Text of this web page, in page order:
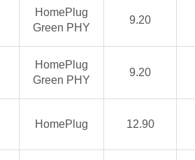
HomePlug
Green PHY
9.20
HomePlug
Green PHY
9.20
HomePlug 12.90